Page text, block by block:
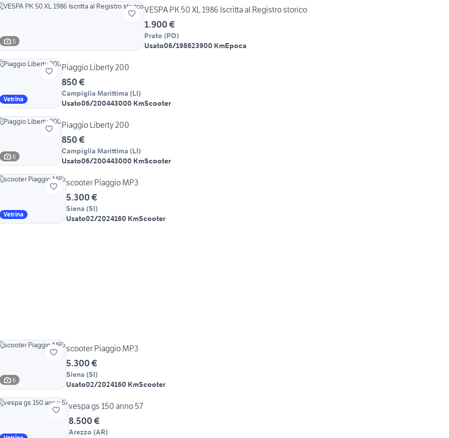
5
VESPA PK 50 XL 1986 Iscritta al Registro storico
1.900 €
Prato (PO)
Usato06/198623900 KmEpoca
Vetrina
Piaggio Liberty 200
850 €
Campiglia Marittima (LI)
Usato06/200443000 KmScooter
6
Piaggio Liberty 200
850 €
Campiglia Marittima (LI)
Usato06/200443000 KmScooter
Vetrina
scooter Piaggio MP3
5.300 €
Siena (SI)
Usato02/2024160 KmScooter
6
scooter Piaggio MP3
5.300 €
Siena (SI)
Usato02/2024160 KmScooter
vespa gs 150 anno 57
8.500 €
Arezzo (AR)